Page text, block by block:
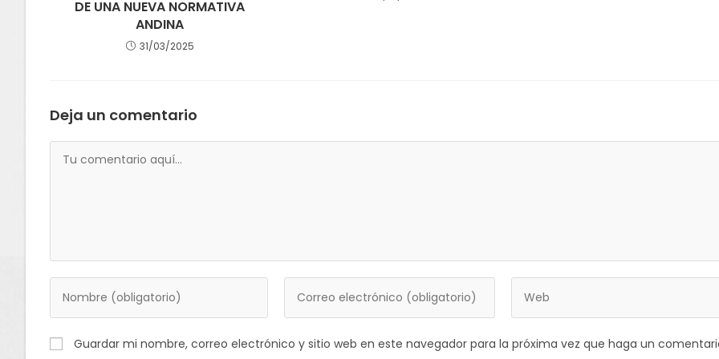
DE UNA NUEVA NORMATIVA
ANDINA
31/03/2025
Deja un comentario
Guardar mi nombre, correo electrónico y sitio web en este navegador para la próxima vez que haga un